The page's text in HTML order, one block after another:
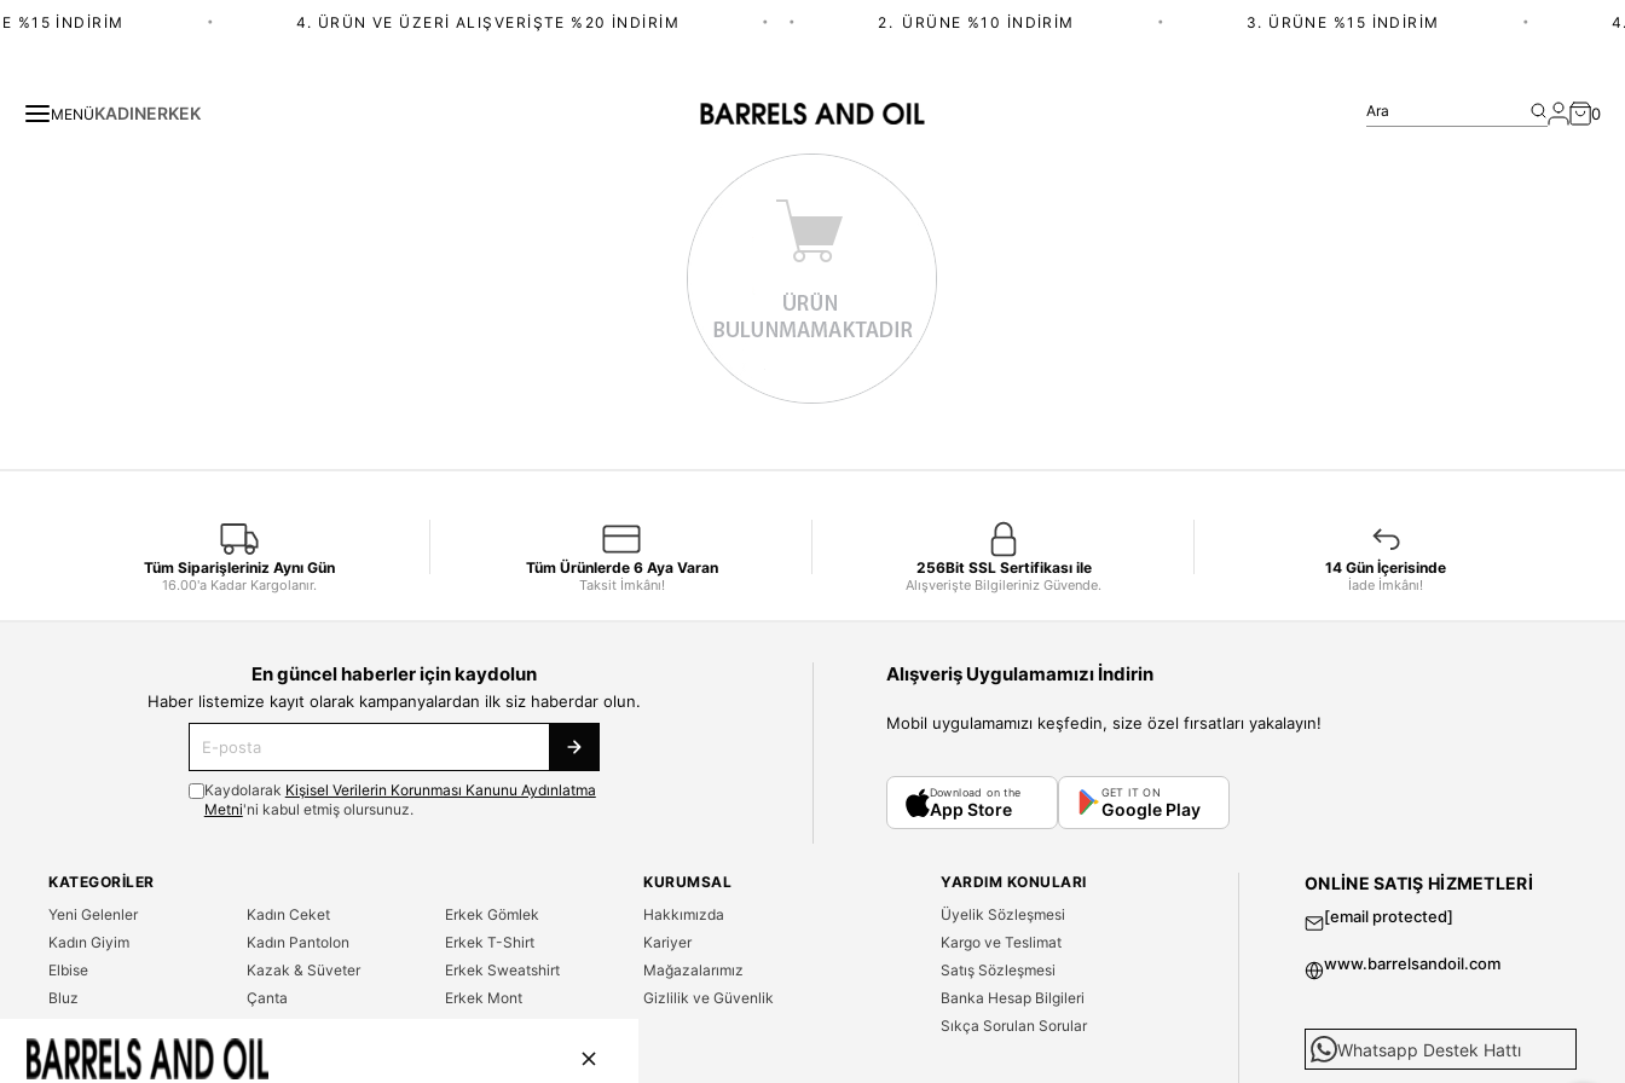
%15 İNDIRIM 4. ÜRÜN VE ÜZERI ALIŞVERIŞTE %20 İNDIRIM 2.⁠ ⁠ÜRÜNE %10 İNDIRIM 3. ÜRÜNE %15 İNDIRIM
MENÜKADINERKEK Ara 0
Tüm Siparişleriniz Aynı Gün
16.00'a Kadar Kargolanır.
Tüm Ürünlerde 6 Aya Varan
Taksit İmkânı!
256Bit SSL Sertifikası ile
Alışverişte Bilgileriniz Güvende.
14 Gün İçerisinde
İade İmkânı!
En güncel haberler için kaydolun
Haber listemize kayıt olarak kampanyalardan ilk siz haberdar olun.
Kaydolarak Kişisel Verilerin Korunması Kanunu Aydınlatma
Metni'ni kabul etmiş olursunuz.
Alışveriş Uygulamamızı İndirin
Mobil uygulamamızı keşfedin, size özel fırsatları yakalayın!
Download on the
App Store
GET IT ON
Google Play
KATEGORILER
Yeni Gelenler
Kadın Giyim
Elbise
Bluz
T-Shirt
Kadın Ceket
Kadın Pantolon
Kazak & Süveter
Çanta
Erkek Gömlek
Erkek T-Shirt
Erkek Sweatshirt
Erkek Mont
KURUMSAL
Hakkımızda
Kariyer
Mağazalarımız
Gizlilik ve Güvenlik
YARDIM KONULARI
Üyelik Sözleşmesi
Kargo ve Teslimat
Satış Sözleşmesi
Banka Hesap Bilgileri
Sıkça Sorulan Sorular
ONLINE SATIŞ HIZMETLERI
[email protected]
www.barrelsandoil.com
Whatsapp Destek Hattı